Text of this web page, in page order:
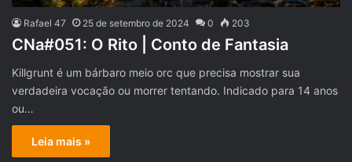
Rafael 47 25 de setembro de 2024 0 203
CNa#051: O Rito | Conto de Fantasia
Killgrunt é um bárbaro meio orc que precisa mostrar sua
verdadeira vocação ou morrer tentando. Indicado para 14 anos
ou…
Leia mais »